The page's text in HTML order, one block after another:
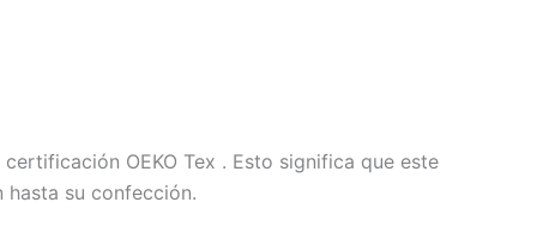
OEKO Tex . Esto significa que este
su confección.